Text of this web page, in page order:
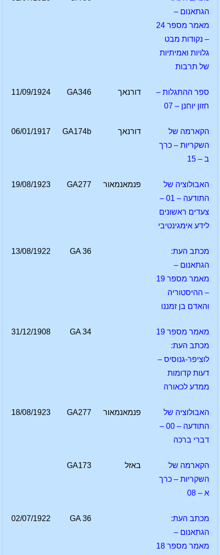
הגתאנום –
מאמר מספר 24
– נקודות מבט
גלויות ואמיתיות
של תרבות
ספר ההתגלות –
חזון יוחנן – 07
דורנאך GA346
11/09/1924
הקארמה של
השקריות – כרך
ב – 15
דורנאך GA174b
06/01/1917
האבולוציה של
התודעה – 01 –
צעדים ראשונים
לידע אימגינטיבי
פנמאנמאור GA277
19/08/1923
מכתב העת:
הגתאנום –
מאמר מספר 19
– ההיסטוריה
והאדם בן זמננו
GA 36
13/08/1922
מאמר מספר 19
מכתב העת:
לוציפר-גנוסיס –
דעות קדומות
ממדע לכאורה
GA 34
31/12/1908
האבולוציה של
התודעה – 00 –
דברי ברכה
פנמאנמאור GA277
18/08/1923
הקארמה של
השקריות – כרך
א – 08
באזל GA173
מכתב העת:
הגתאנום –
מאמר מספר 18
GA 36
02/07/1922